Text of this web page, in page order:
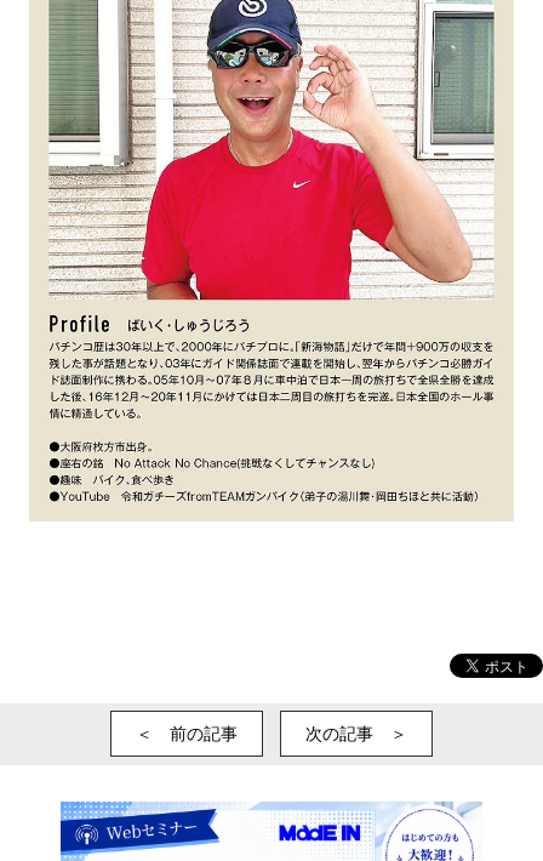
＜ 前の記事 次の記事 ＞